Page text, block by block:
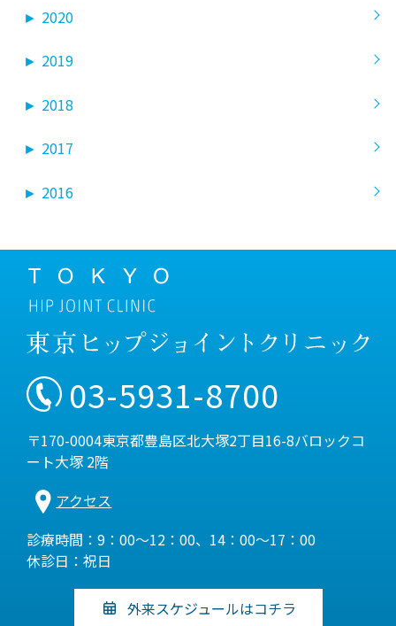
► 2020
► 2019
► 2018
► 2017
► 2016
03-5931-8700
〒170-0004東京都豊島区北大塚2丁目16-8バロックコ
ート大塚 2階
アクセス
診療時間：9：00～12：00、14：00～17：00
休診日：祝日
外来スケジュールはコチラ